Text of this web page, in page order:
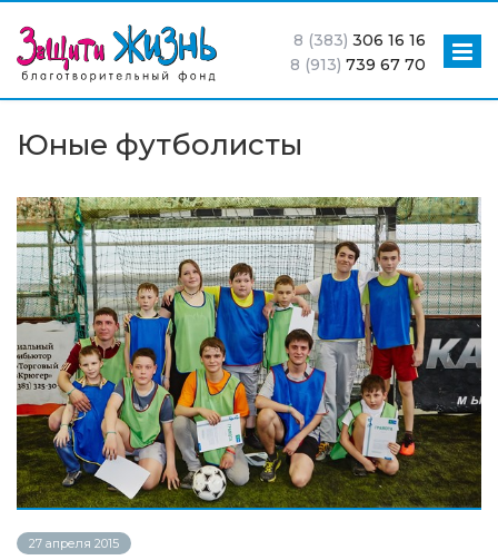
8 (383) 306 16 16
8 (913) 739 67 70
Юные футболисты
27 апреля 2015